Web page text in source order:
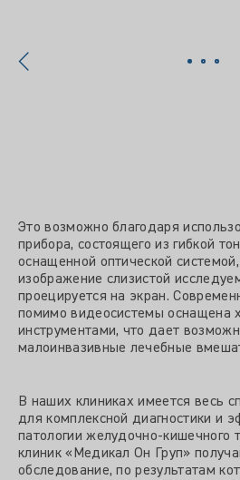
Это возможно благодаря
прибора, состоящего из гибкой
оснащенной оптической
изображение слизистой
проецируется на экран.
помимо видеосистемы оснащена
инструментами, что дает
малоинвазивные лечебные
В наших клиниках имеется весь
для комплексной диагностики и
патологии желудочно-кишечного
клиник «Медикал Он Груп»
обследование, по результатам